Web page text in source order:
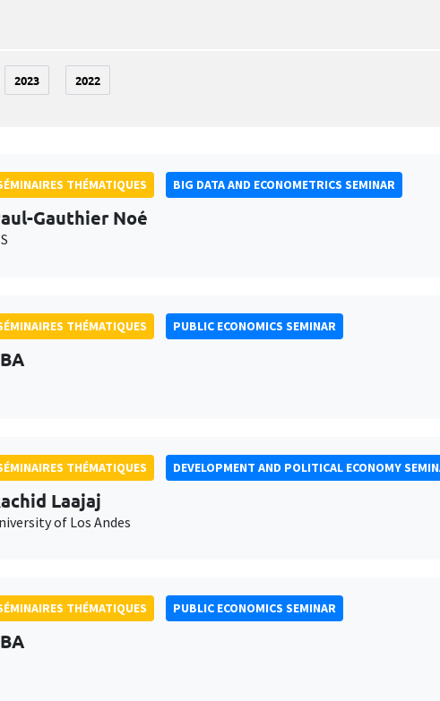
2023 2022
THÉMATIQUES BIG DATA AND ECONOMETRICS SEMINAR
Gauthier Noé
THÉMATIQUES PUBLIC ECONOMICS SEMINAR
THÉMATIQUES DEVELOPMENT AND POLITICAL ECONOMY
Laajaj
of Los Andes
THÉMATIQUES PUBLIC ECONOMICS SEMINAR